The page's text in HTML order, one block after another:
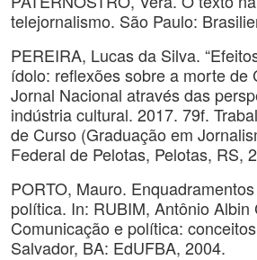
telejornalismo. São Paulo:
PEREIRA, Lucas da Silva.
ídolo: reflexões sobre a morte de
Jornal Nacional através das
indústria cultural. 2017. 79f.
de Curso (Graduação em
Federal de Pelotas, Pelotas, RS,
PORTO, Mauro.
política. In: RUBIM, Antônio Albin
Comunicação e política:
Salvador, BA: EdUFBA, 2004.